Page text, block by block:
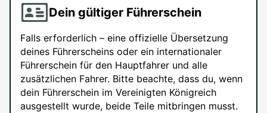
Dein gültiger Führerschein
Falls erforderlich – eine offizielle Übersetzung
deines Führerscheins oder ein internationaler
Führerschein für den Hauptfahrer und alle
zusätzlichen Fahrer. Bitte beachte, dass du, wenn
dein Führerschein im Vereinigten Königreich
ausgestellt wurde, beide Teile mitbringen musst.